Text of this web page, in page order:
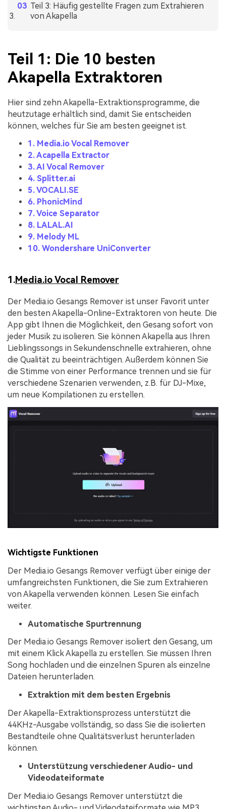
Teil 3: Häufig gestellte Fragen zum Extrahieren
von Akapella
Teil 1: Die 10 besten
Akapella Extraktoren
Hier sind zehn Akapella-Extraktionsprogramme, die
heutzutage erhältlich sind, damit Sie entscheiden
können, welches für Sie am besten geeignet ist.
1. Media.io Vocal Remover
2. Acapella Extractor
3. AI Vocal Remover
4. Splitter.ai
5. VOCALI.SE
6. PhonicMind
7. Voice Separator
8. LALAL.AI
9. Melody ML
10. Wondershare UniConverter
1.Media.io Vocal Remover
Der Media.io Gesangs Remover ist unser Favorit unter
den besten Akapella-Online-Extraktoren von heute. Die
App gibt Ihnen die Möglichkeit, den Gesang sofort von
jeder Musik zu isolieren. Sie können Akapella aus Ihren
Lieblingssongs in Sekundenschnelle extrahieren, ohne
die Qualität zu beeinträchtigen. Außerdem können Sie
die Stimme von einer Performance trennen und sie für
verschiedene Szenarien verwenden, z.B. für DJ-Mixe,
um neue Kompilationen zu erstellen.
Wichtigste Funktionen
Der Media.io Gesangs Remover verfügt über einige der
umfangreichsten Funktionen, die Sie zum Extrahieren
von Akapella verwenden können. Lesen Sie einfach
weiter.
Automatische Spurtrennung
Der Media.io Gesangs Remover isoliert den Gesang, um
mit einem Klick Akapella zu erstellen. Sie müssen Ihren
Song hochladen und die einzelnen Spuren als einzelne
Dateien herunterladen.
Extraktion mit dem besten Ergebnis
Der Akapella-Extraktionsprozess unterstützt die
44KHz-Ausgabe vollständig, so dass Sie die isolierten
Bestandteile ohne Qualitätsverlust herunterladen
können.
Unterstützung verschiedener Audio- und
Videodateiformate
Der Media.io Gesangs Remover unterstützt die